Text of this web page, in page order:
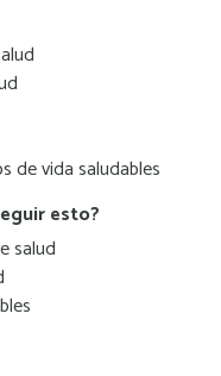
de vida saludables
esto?
salud